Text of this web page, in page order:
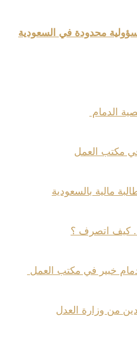
محدودة في السعودية
مكتب العمل
مالية بالسعودية
. كيف اتصرف ؟
خبير في مكتب العمل
من وزارة العدل